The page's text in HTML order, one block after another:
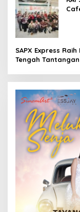
SAPX Express
Tengah